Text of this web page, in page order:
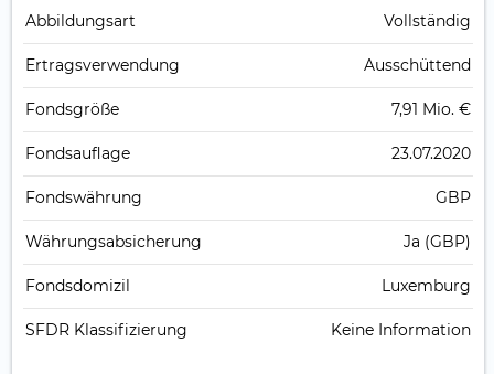
Abbildungs­art Vollständig
Ertrags­verwendung Ausschüttend
Fonds­größe 7,91 Mio. €
Fonds­auflage 23.07.2020
Fonds­währung GBP
Währungsabsicherung Ja (GBP)
Fondsdomizil Luxemburg
SFDR Klassifizierung Keine Information